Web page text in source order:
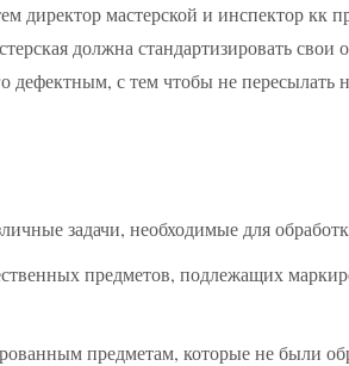
директор мастерской и инспектор кк
должна стандартизировать
дефектным, с тем чтобы не
задачи, необходимые для
предметов, подлежащих
предметам, которые не были